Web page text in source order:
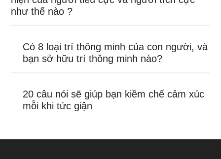
như thế nào ?
Có 8 loại trí thông minh của con người, và
bạn sở hữu trí thông minh nào?
20 câu nói sẽ giúp bạn kiềm chế cảm xúc
mỗi khi tức giận